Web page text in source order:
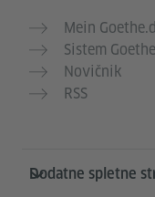
Mein
Sistem
Novičnik
RSS
Dodatne spletne